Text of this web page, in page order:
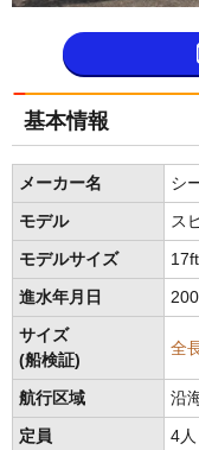
基本情報
メーカー名 シ
モデル ス
モデルサイズ 17ft
進水年月日
サイズ
(船検証)
全
航行区域 沿
定員 4人